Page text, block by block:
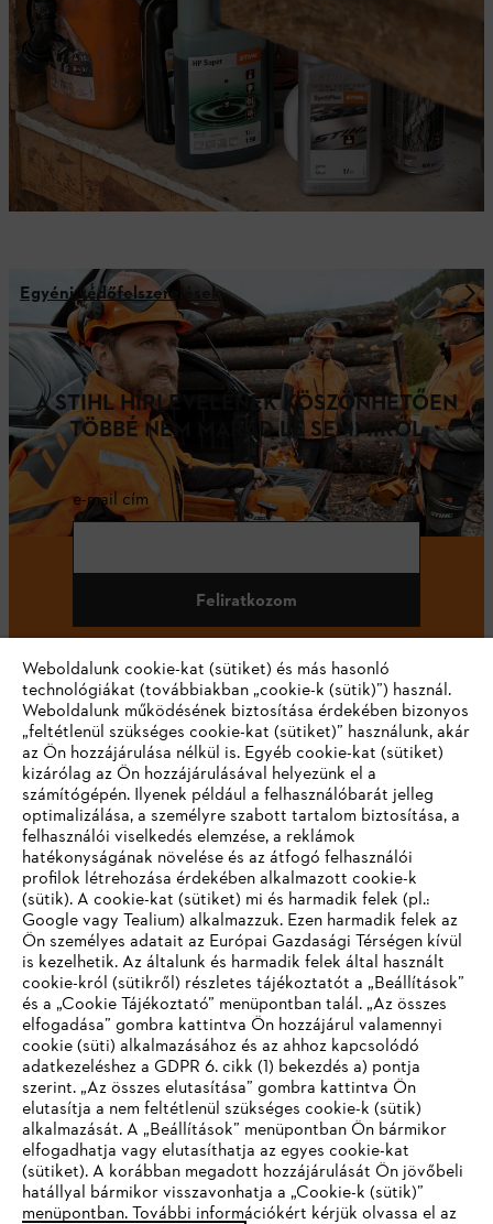
Egyéni védőfelszerelések
A STIHL HÍRLEVELÉNEK KÖSZÖNHETŐEN
TÖBBÉ NEM MARAD LE SEMMIRŐL
e-mail cím
Feliratkozom
#STIHL
Vállalat
STIHL GYIK
Szerviz
Adatvédelem Impresszum Cookie tájékoztató
IHR BROWSER WIRD NICHT
UNTERSTÜTZT
Sie nutzen einen Browser, den wir noch nicht unterstützen. Für
eine optimale Nutzung unserer Seite empfehlen wir Ihnen, zu
einem der folgenden Browser zu wechseln:
Weboldalunk cookie-kat (sütiket) és más hasonló
technológiákat (továbbiakban „cookie-k (sütik)”) használ.
Weboldalunk működésének biztosítása érdekében bizonyos
„feltétlenül szükséges cookie-kat (sütiket)” használunk, akár
az Ön hozzájárulása nélkül is. Egyéb cookie-kat (sütiket)
kizárólag az Ön hozzájárulásával helyezünk el a
számítógépén. Ilyenek például a felhasználóbarát jelleg
optimalizálása, a személyre szabott tartalom biztosítása, a
felhasználói viselkedés elemzése, a reklámok
hatékonyságának növelése és az átfogó felhasználói
profilok létrehozása érdekében alkalmazott cookie-k
(sütik). A cookie-kat (sütiket) mi és harmadik felek (pl.:
Google vagy Tealium) alkalmazzuk. Ezen harmadik felek az
Ön személyes adatait az Európai Gazdasági Térségen kívül
is kezelhetik. Az általunk és harmadik felek által használt
cookie-król (sütikről) részletes tájékoztatót a „Beállítások”
és a „Cookie Tájékoztató” menüpontban talál. „Az összes
elfogadása” gombra kattintva Ön hozzájárul valamennyi
cookie (süti) alkalmazásához és az ahhoz kapcsolódó
adatkezeléshez a GDPR 6. cikk (1) bekezdés a) pontja
szerint. „Az összes elutasítása” gombra kattintva Ön
elutasítja a nem feltétlenül szükséges cookie-k (sütik)
alkalmazását. A „Beállítások” menüpontban Ön bármikor
elfogadhatja vagy elutasíthatja az egyes cookie-kat
(sütiket). A korábban megadott hozzájárulását Ön jövőbeli
hatállyal bármikor visszavonhatja a „Cookie-k (sütik)”
menüpontban. További információkért kérjük olvassa el az